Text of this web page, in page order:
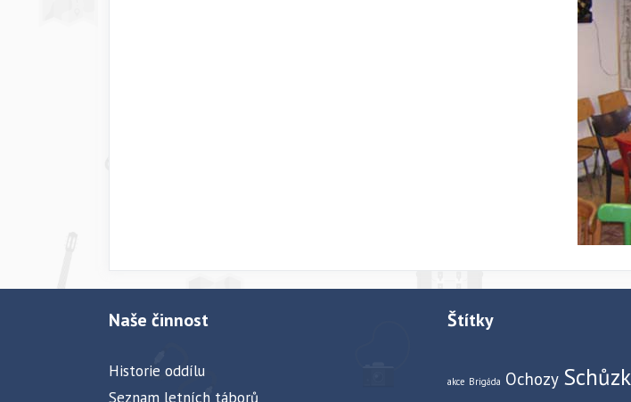
Naše činnost
Historie oddílu
Seznam letních táborů
Štítky
akce Brigáda Ochozy